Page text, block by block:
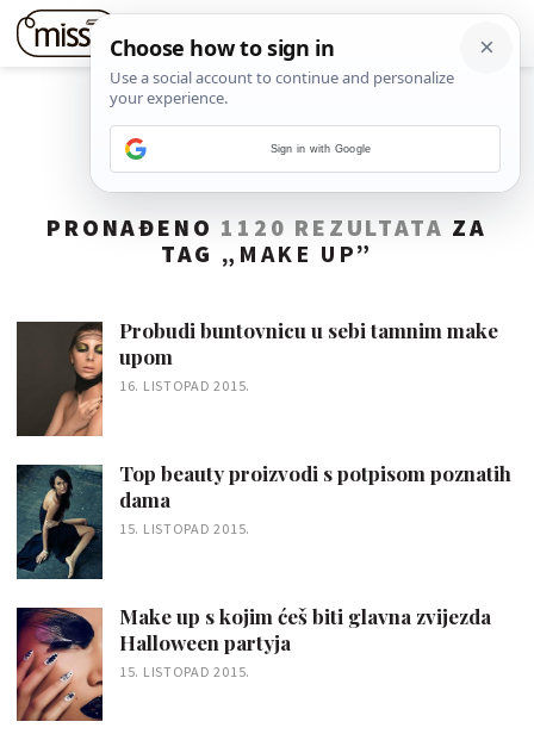
PRONAĐENO 1120 REZULTATA ZA
TAG „ MAKE UP”
Probudi buntovnicu u sebi tamnim make
upom
16. LISTOPAD 2015.
Top beauty proizvodi s potpisom poznatih
dama
15. LISTOPAD 2015.
Make up s kojim ćeš biti glavna zvijezda
Halloween partyja
15. LISTOPAD 2015.
Sign in with Google